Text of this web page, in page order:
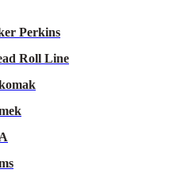
Perkins
Roll Line